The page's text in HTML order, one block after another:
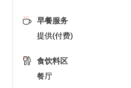
早餐服务
提供(付费)
食饮料区
餐厅